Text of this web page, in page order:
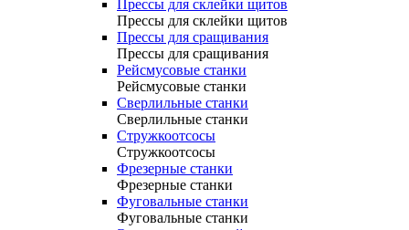
Прессы для склейки щитов
Прессы для склейки щитов
Прессы для сращивания
Прессы для сращивания
Рейсмусовые станки
Рейсмусовые станки
Сверлильные станки
Сверлильные станки
Стружкоотсосы
Стружкоотсосы
Фрезерные станки
Фрезерные станки
Фуговальные станки
Фуговальные станки